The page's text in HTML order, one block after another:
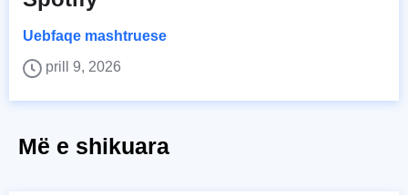
Uebfaqe mashtruese
prill 9, 2026
Më e shikuara